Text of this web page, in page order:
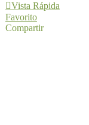
Vista Rápida
Favorito
Compartir